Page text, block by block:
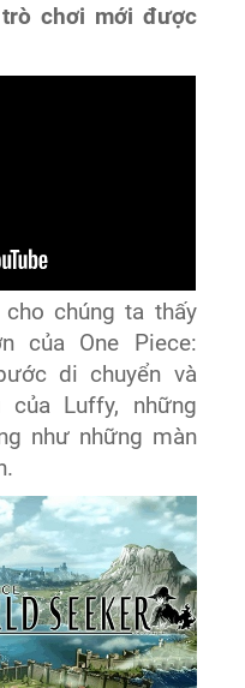
chơi mới được
chúng ta thấy
của One Piece:
di chuyển và
của Luffy, những
như những màn